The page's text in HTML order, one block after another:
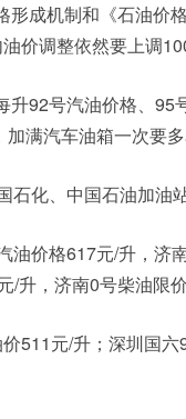
成机制和《石油价
价调整依然要上调
92号汽油价格、95
满汽车油箱一次要多
化、中国石油加油
油价格617元/升，济
升，济南0号柴油限价
511元/升；深圳国